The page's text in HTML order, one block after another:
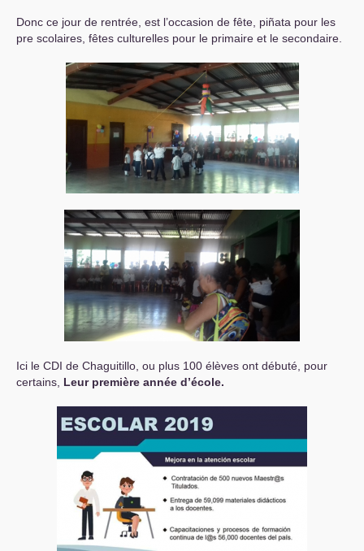
Donc ce jour de rentrée, est l’occasion de fête, piñata pour les
pre scolaires, fêtes culturelles pour le primaire et le secondaire.
Ici le CDI de Chaguitillo, ou plus 100 élèves ont débuté, pour
certains, Leur première année d’école.